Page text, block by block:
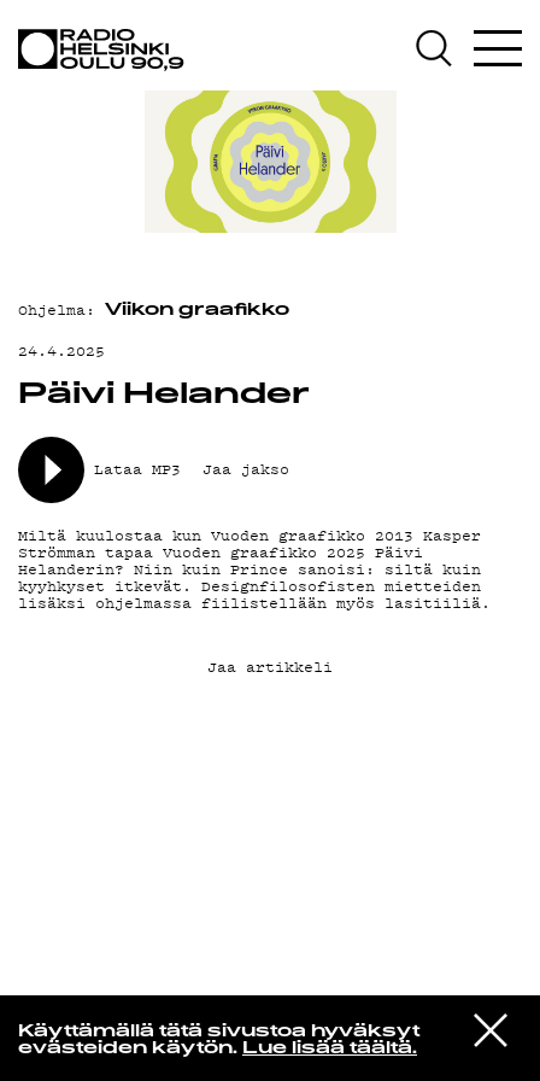
Käyttämällä tätä sivustoa hyväksyt
evästeiden käytön. Lue lisää täältä.
VIESTI
STUDIOON
Mariya Takeuchi
シェットランドに頬をうずめて
AJANKOHTAISTA
OHJELMAT
TEKIJÄT
ON-DEMAND
MAINOSTA
YHTEYSTIEDOT
G LIVELAB
YSTÄVÄKLUBI
TIETOSUOJA
KIRJAUDU SISÄÄN
Ohjelma: Viikon graafikko
24.4.2025
Päivi Helander
Lataa MP3 Jaa jakso
Miltä kuulostaa kun Vuoden graafikko 2013 Kasper
Strömman tapaa Vuoden graafikko 2025 Päivi
Helanderin? Niin kuin Prince sanoisi: siltä kuin
kyyhkyset itkevät. Designfilosofisten mietteiden
lisäksi ohjelmassa fiilistellään myös lasitiiliä.
Jaa artikkeli